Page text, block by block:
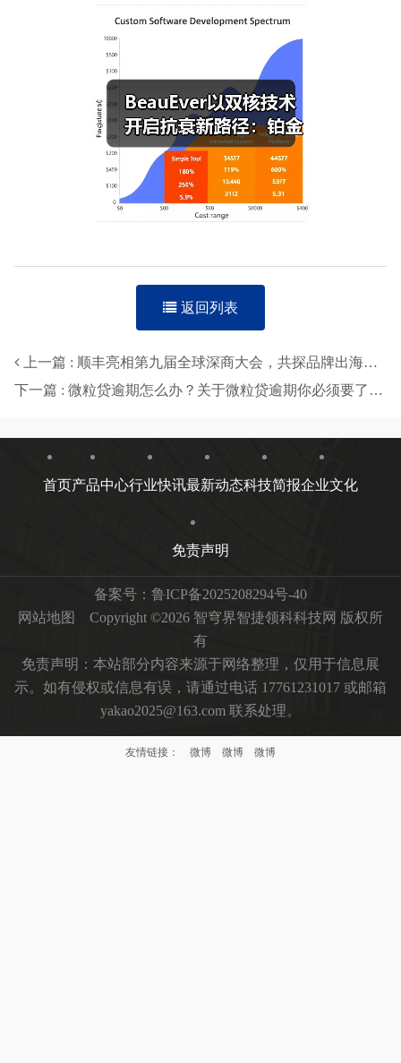
返回列表
上一篇 : 顺丰亮相第九届全球深商大会，共探品牌出海与智能化转型新路径
下一篇 : 微粒贷逾期怎么办？关于微粒贷逾期你必须要了解的几件事
首页产品中心行业快讯最新动态科技简报企业文化
免责声明
备案号： 鲁ICP备2025208294号-40
网站地图
Copyright ©2026 智穹界智捷领科科技网 版权所
有
免责声明：本站部分内容来源于网络整理，仅用于信息展
示。如有侵权或信息有误，请通过电话 17761231017 或邮箱
yakao2025@163.com 联系处理。
友情链接： 微博 微博 微博